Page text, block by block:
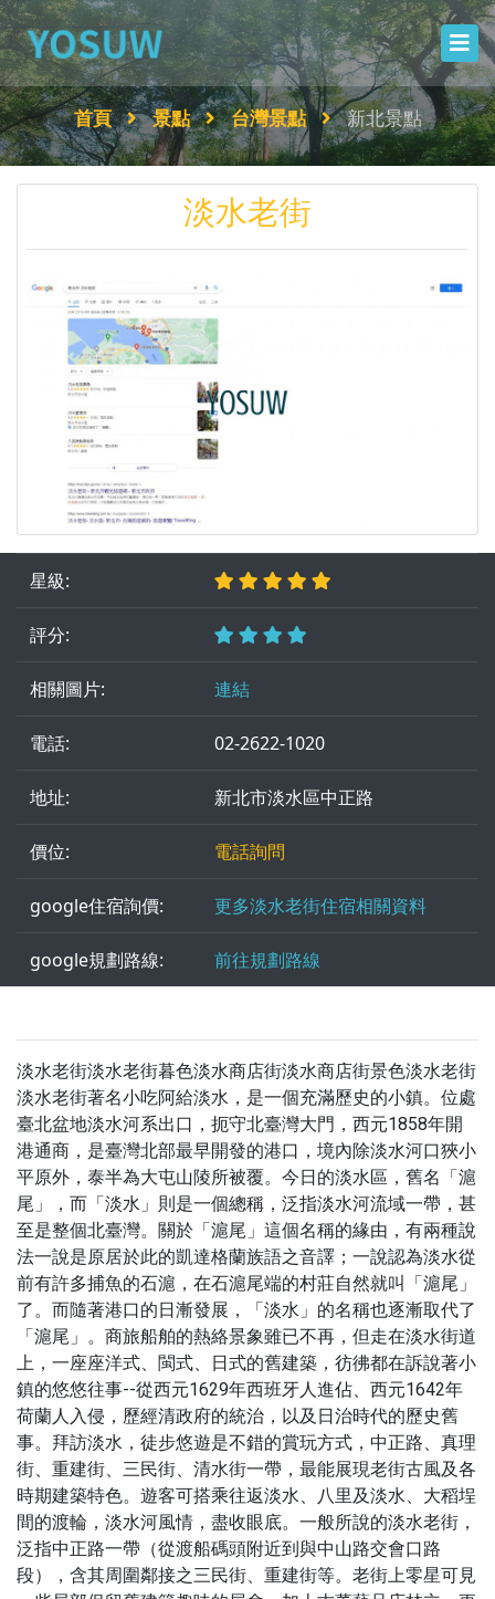
首頁 景點 台灣景點 新北景點
淡水老街
星級:
評分:
相關圖片: 連結
電話: 02-2622-1020
地址: 新北市淡水區中正路
價位: 電話詢問
google住宿詢價: 更多淡水老街住宿相關資料
google規劃路線: 前往規劃路線
淡水老街淡水老街暮色淡水商店街淡水商店街景色淡水老街
淡水老街著名小吃阿給淡水，是一個充滿歷史的小鎮。位處
臺北盆地淡水河系出口，扼守北臺灣大門，西元1858年開
港通商，是臺灣北部最早開發的港口，境內除淡水河口狹小
平原外，泰半為大屯山陵所被覆。今日的淡水區，舊名「滬
尾」，而「淡水」則是一個總稱，泛指淡水河流域一帶，甚
至是整個北臺灣。關於「滬尾」這個名稱的緣由，有兩種說
法一說是原居於此的凱達格蘭族語之音譯；一說認為淡水從
前有許多捕魚的石滬，在石滬尾端的村莊自然就叫「滬尾」
了。而隨著港口的日漸發展，「淡水」的名稱也逐漸取代了
「滬尾」。商旅船舶的熱絡景象雖已不再，但走在淡水街道
上，一座座洋式、閩式、日式的舊建築，彷彿都在訴說著小
鎮的悠悠往事--從西元1629年西班牙人進佔、西元1642年
荷蘭人入侵，歷經清政府的統治，以及日治時代的歷史舊
事。拜訪淡水，徒步悠遊是不錯的賞玩方式，中正路、真理
街、重建街、三民街、清水街一帶，最能展現老街古風及各
時期建築特色。遊客可搭乘往返淡水、八里及淡水、大稻埕
間的渡輪，淡水河風情，盡收眼底。一般所說的淡水老街，
泛指中正路一帶（從渡船碼頭附近到與中山路交會口路
段），含其周圍鄰接之三民街、重建街等。老街上零星可見